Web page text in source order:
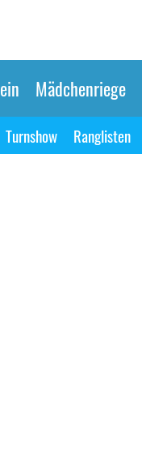
Mädchenriege
Turnshow Ranglisten